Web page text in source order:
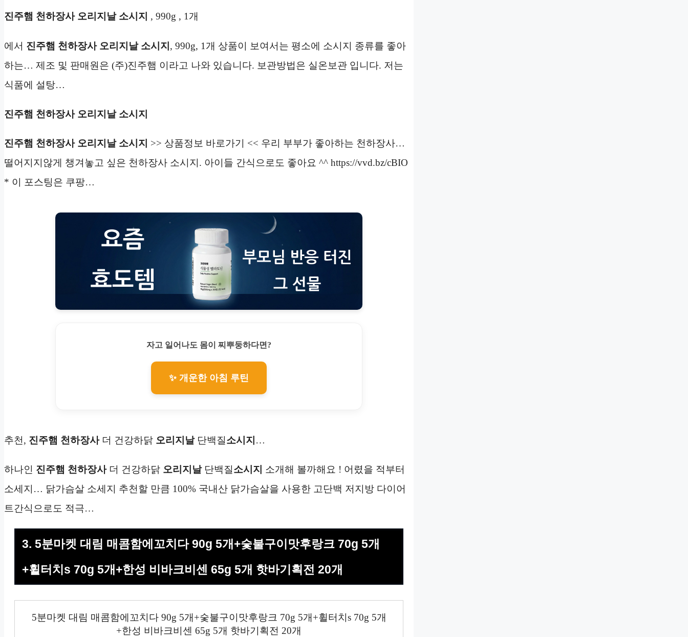
진주햄 천하장사 오리지날 소시지 , 990g , 1개
에서 진주햄 천하장사 오리지날 소시지 , 990g, 1개 상품이 보여서는 평소에 소시지 종류를 좋아
하는… 제조 및 판매원은 (주)진주햄 이라고 나와 있습니다. 보관방법은 실온보관 입니다. 저는
식품에 설탕…
진주햄 천하장사 오리지날 소시지
진주햄 천하장사 오리지날 소시지 >> 상품정보 바로가기 << 우리 부부가 좋아하는 천하장사…
떨어지지않게 챙겨놓고 싶은 천하장사 소시지. 아이들 간식으로도 좋아요 ^^ https://vvd.bz/cBIO
* 이 포스팅은 쿠팡…
자고 일어나도 몸이 찌뿌둥하다면?
✨ 개운한 아침 루틴
추천, 진주햄 천하장사더 건강하닭 오리지날단백질소시지 …
하나인 진주햄 천하장사더 건강하닭 오리지날단백질소시지 소개해 볼까해요 ! 어렸을 적부터
소세지… 닭가슴살 소세지 추천할 만큼 100% 국내산 닭가슴살을 사용한 고단백 저지방 다이어
트간식으로도 적극…
3. 5분마켓 대림 매콤함에꼬치다 90g 5개+숯불구이맛후랑크 70g 5개
+휠터치s 70g 5개+한성 비바크비센 65g 5개 핫바기획전 20개
5분마켓 대림 매콤함에꼬치다 90g 5개+숯불구이맛후랑크 70g 5개+휠터치s 70g 5개
+한성 비바크비센 65g 5개 핫바기획전 20개